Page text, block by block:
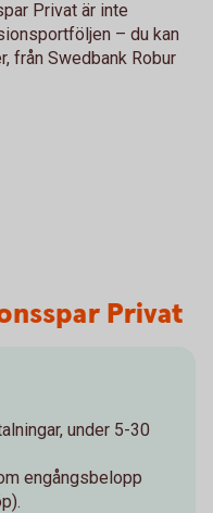
Privat är inte
– du kan
från Swedbank Robur
Privat
under 5-30
engångsbelopp